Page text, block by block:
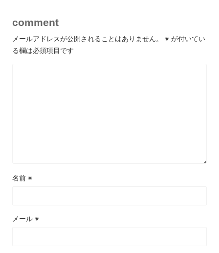
comment
メールアドレスが公開されることはありません。 ※ が付いてい
る欄は必須項目です
名前 ※
メール ※